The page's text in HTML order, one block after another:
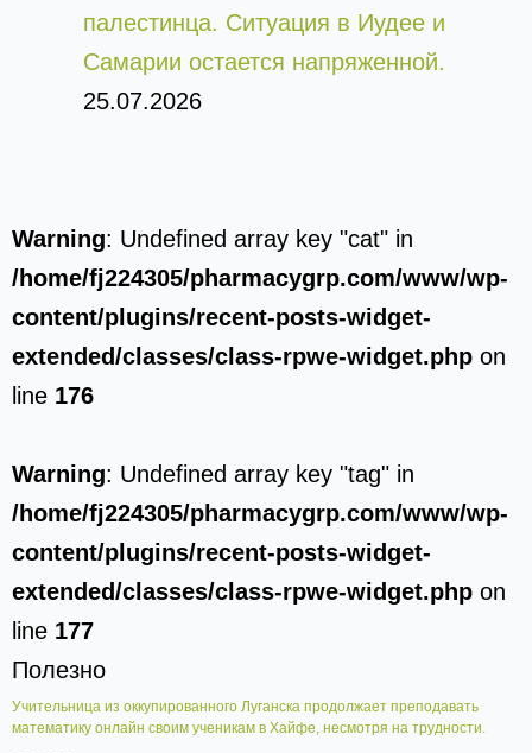
палестинца. Ситуация в Иудее и
Самарии остается напряженной.
25.07.2026
Warning: Undefined array key "cat" in
/home/fj224305/pharmacygrp.com/www/wp-
content/plugins/recent-posts-widget-
extended/classes/class-rpwe-widget.php on
line 176
Warning: Undefined array key "tag" in
/home/fj224305/pharmacygrp.com/www/wp-
content/plugins/recent-posts-widget-
extended/classes/class-rpwe-widget.php on
line 177
Полезно
Учительница из оккупированного Луганска продолжает преподавать
математику онлайн своим ученикам в Хайфе, несмотря на трудности.